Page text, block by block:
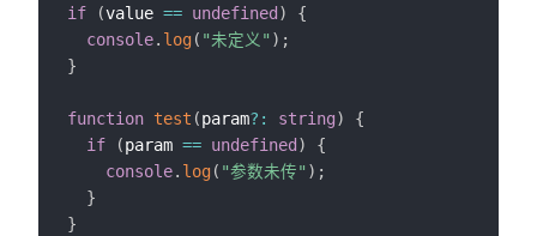
if
(value == undefined )
{
console. log( "未定义" ) ;
}
function test (param? : string)
{
if
(param == undefined )
{
console. log( "参数未传" ) ;
}
}